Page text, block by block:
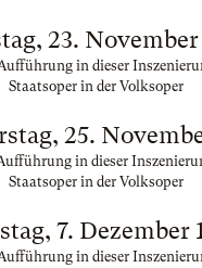
23. November
in dieser
Staatsoper in der Volksoper
25.
in dieser
Staatsoper in der Volksoper
7. Dezember
in dieser